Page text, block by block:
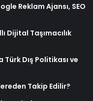
Reklam Ajansı, SEO
Dijital Taşımacılık
Dış Politikası ve
Takip Edilir?